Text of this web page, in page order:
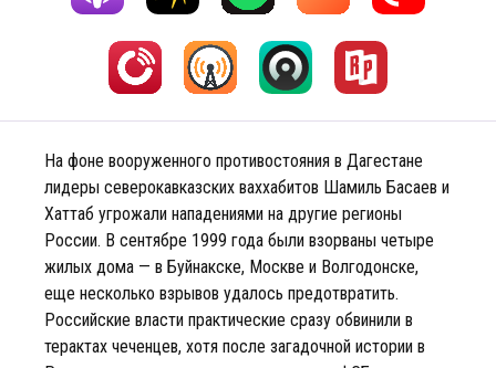
На фоне вооруженного противостояния в Дагестане
лидеры северокавказских ваххабитов Шамиль Басаев и
Хаттаб угрожали нападениями на другие регионы
России. В сентябре 1999 года были взорваны четыре
жилых дома — в Буйнакске, Москве и Волгодонске,
еще несколько взрывов удалось предотвратить.
Российские власти практические сразу обвинили в
терактах чеченцев, хотя после загадочной истории в